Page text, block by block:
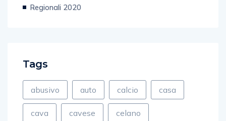
Regionali 2020
Tags
abusivo auto calcio casa
cava cavese celano